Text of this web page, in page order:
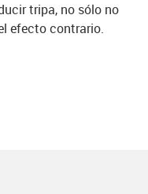
tripa, no sólo no
efecto contrario.